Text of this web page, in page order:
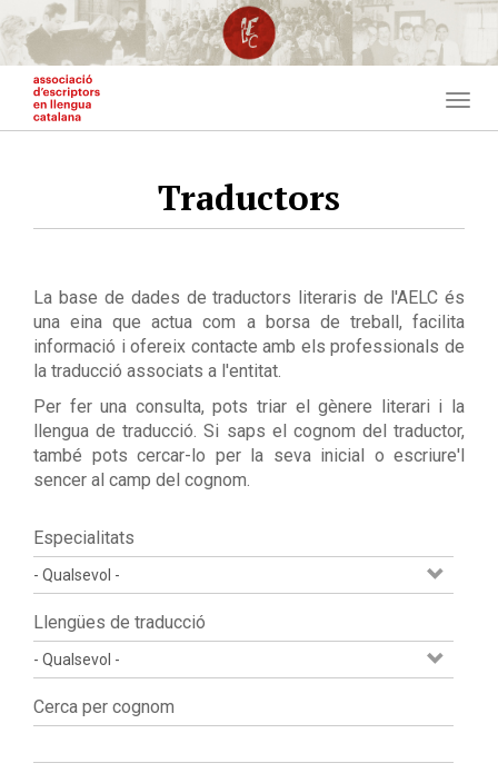
Vés
al
contingut
Traductors
La base de dades de traductors literaris de l'AELC és
una eina que actua com a borsa de treball, facilita
informació i ofereix contacte amb els professionals de
la traducció associats a l'entitat.
Per fer una consulta, pots triar el gènere literari i la
llengua de traducció. Si saps el cognom del traductor,
també pots cercar-lo per la seva inicial o escriure'l
sencer al camp del cognom.
Especialitats
Llengües de traducció
Cerca per cognom